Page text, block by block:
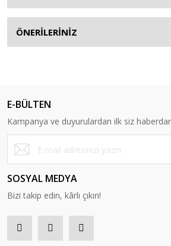
ÖNERİLERİNİZ
E-BÜLTEN
Kampanya ve duyurulardan ilk siz
SOSYAL MEDYA
Bizi takip edin, kârlı çıkın!